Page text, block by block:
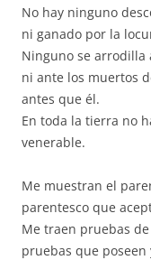
No hay ninguno
ni ganado por la
Ninguno se arrodilla
ni ante los muertos
antes que él.
En toda la tierra no
venerable.
Me muestran el
parentesco que
Me traen pruebas
pruebas que poseen